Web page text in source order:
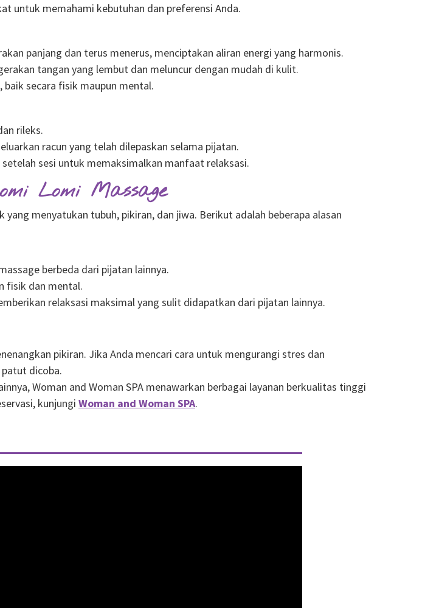
untuk memahami kebutuhan dan preferensi Anda.
panjang dan terus menerus, menciptakan aliran energi yang harmonis.
tangan yang lembut dan meluncur dengan mudah di kulit.
baik secara fisik maupun mental.
rileks.
racun yang telah dilepaskan selama pijatan.
sesi untuk memaksimalkan manfaat relaksasi.
Lomi Massage
menyatukan tubuh, pikiran, dan jiwa. Berikut adalah beberapa alasan
berbeda dari pijatan lainnya.
fisik dan mental.
relaksasi maksimal yang sulit didapatkan dari pijatan lainnya.
pikiran. Jika Anda mencari cara untuk mengurangi stres dan
dicoba.
Woman and Woman SPA menawarkan berbagai layanan berkualitas tinggi
kunjungi Woman and Woman SPA.